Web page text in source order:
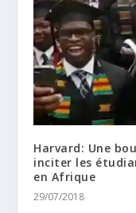
Harvard: Une
inciter les
en Afrique
29/07/2018